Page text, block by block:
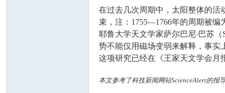
在过去几次周期中，太阳整体的活
束，注：1755—1766年的周期被编
耶鲁大学天文学家萨尔巴尼‧巴苏
势不能仅用磁场变弱来解释，事实
这项研究已经在《王家天文学会月
本文参考了科技新闻网站ScienceAlert的报导